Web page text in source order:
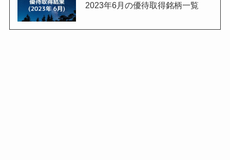
2023年6月の優待取得銘柄一覧